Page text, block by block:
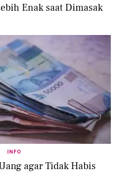
Enak saat Dimasak
INFO
agar Tidak Habis